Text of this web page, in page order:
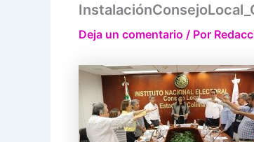
Deja un comentario / Por